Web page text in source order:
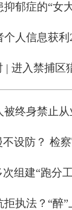
郁症的“女
人信息获
| 进入禁捕
被终身禁止
不设防？ 检
次组建“跑分
执法？“醉”